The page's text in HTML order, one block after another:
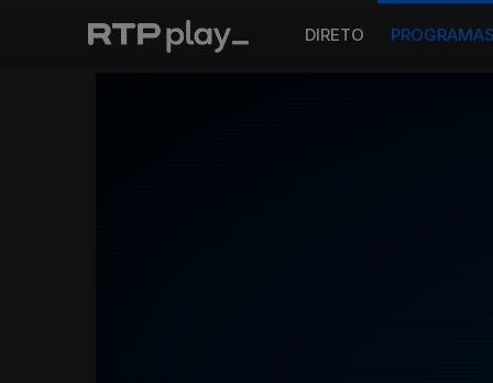
DIRETO PROGRAMAS